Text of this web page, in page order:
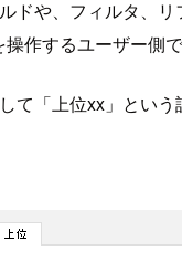
ドや、フィルタ、
作するユーザー側
て「上位xx」とい